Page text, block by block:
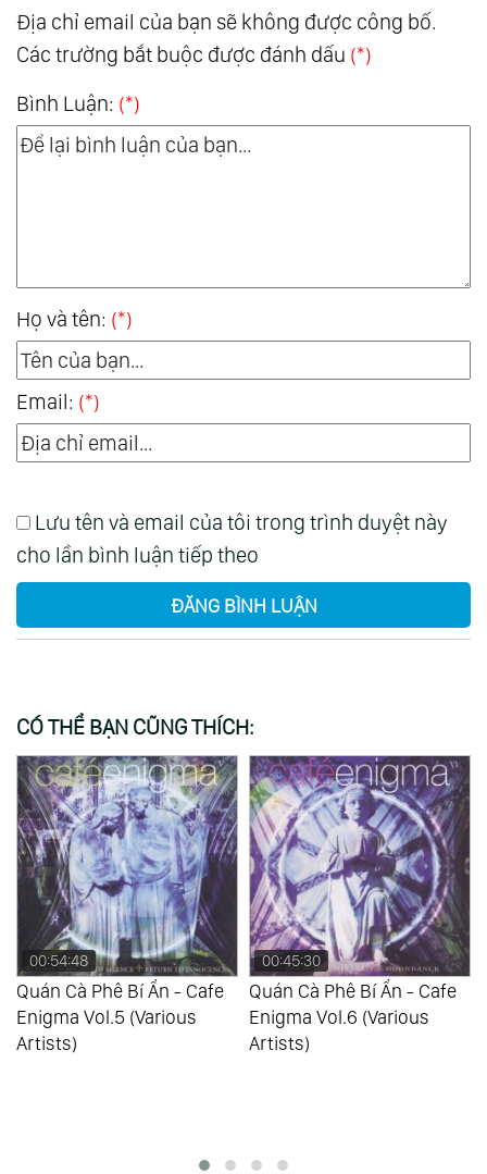
Địa chỉ email của bạn sẽ không được công bố.
Các trường bắt buộc được đánh dấu (*)
Bình Luận: (*)
Họ và tên: (*)
Email: (*)
Lưu tên và email của tôi trong trình duyệt này
cho lần bình luận tiếp theo
ĐĂNG BÌNH LUẬN
CÓ THỂ BẠN CŨNG THÍCH:
00:54:48
Quán Cà Phê Bí Ẩn - Cafe
Enigma Vol.5 (Various
Artists)
00:45:30
Quán Cà Phê Bí Ẩn - Cafe
Enigma Vol.6 (Various
Artists)